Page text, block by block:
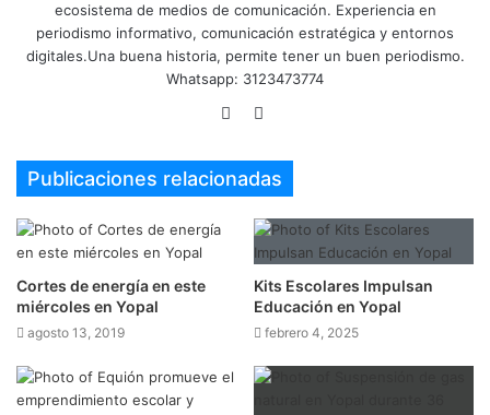
ecosistema de medios de comunicación. Experiencia en
periodismo informativo, comunicación estratégica y entornos
digitales.Una buena historia, permite tener un buen periodismo.
Whatsapp: 3123473774
SitioTwitter
Publicaciones relacionadas
Cortes de energía en este
miércoles en Yopal
agosto 13, 2019
Kits Escolares Impulsan
Educación en Yopal
febrero 4, 2025